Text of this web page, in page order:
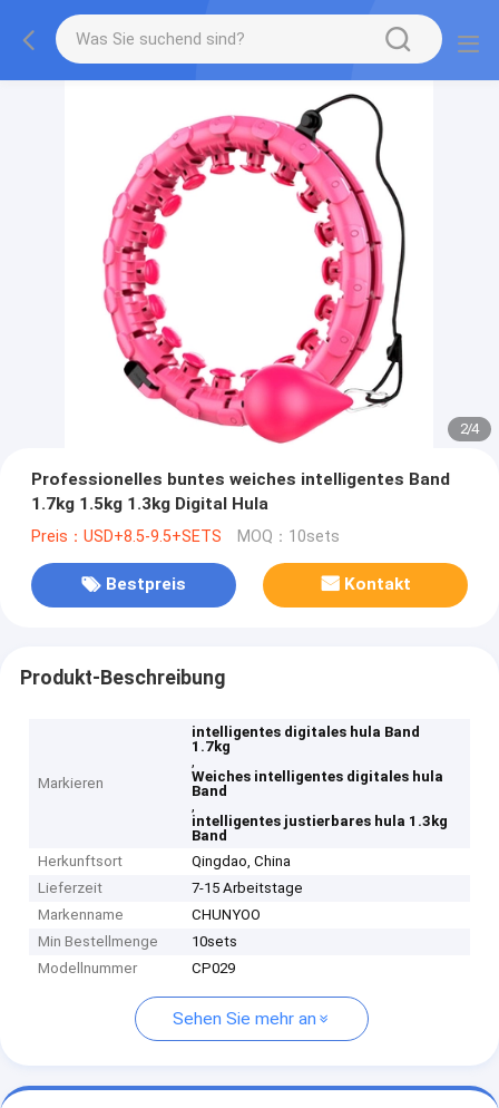
2/4
Professionelles buntes weiches intelligentes Band
1.7kg 1.5kg 1.3kg Digital Hula
Preis：USD+8.5-9.5+SETS MOQ：10sets
Bestpreis Kontakt
Produkt-Beschreibung
Markieren
intelligentes digitales hula Band
1.7kg
,
Weiches intelligentes digitales hula
Band
,
intelligentes justierbares hula 1.3kg
Band
Herkunftsort
Qingdao, China
Lieferzeit
7-15 Arbeitstage
Markenname
CHUNYOO
Min Bestellmenge
10sets
Modellnummer
CP029
Sehen Sie mehr an